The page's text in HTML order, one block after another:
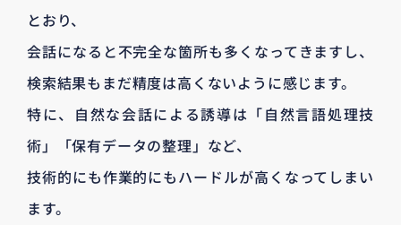
とおり、
会話になると不完全な箇所も多くなってきますし、
検索結果もまだ精度は高くないように感じます。
特に、自然な会話による誘導は「自然言語処理技
術」「保有データの整理」など、
技術的にも作業的にもハードルが高くなってしまい
ます。